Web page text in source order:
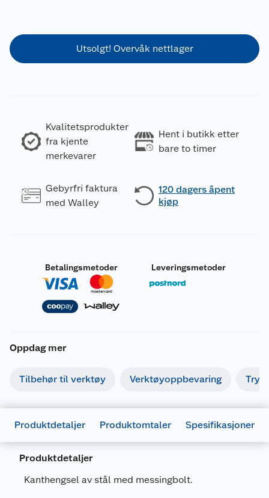
Utsolgt! Overvåk nettlager
Kvalitetsprodukter
fra kjente
merkevarer
Hent i butikk etter
bare to timer
Gebyrfri faktura
med Walley
120 dagers åpent
kjøp
Betalingsmetoder Leveringsmetoder
Oppdag mer
Tilbehør til verktøy Verktøyoppbevaring
Produktdetaljer Produktomtaler Spesifikasjoner
Produktdetaljer
Kanthengsel av stål med messingbolt.